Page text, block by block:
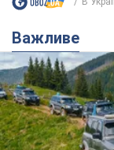
Важливе